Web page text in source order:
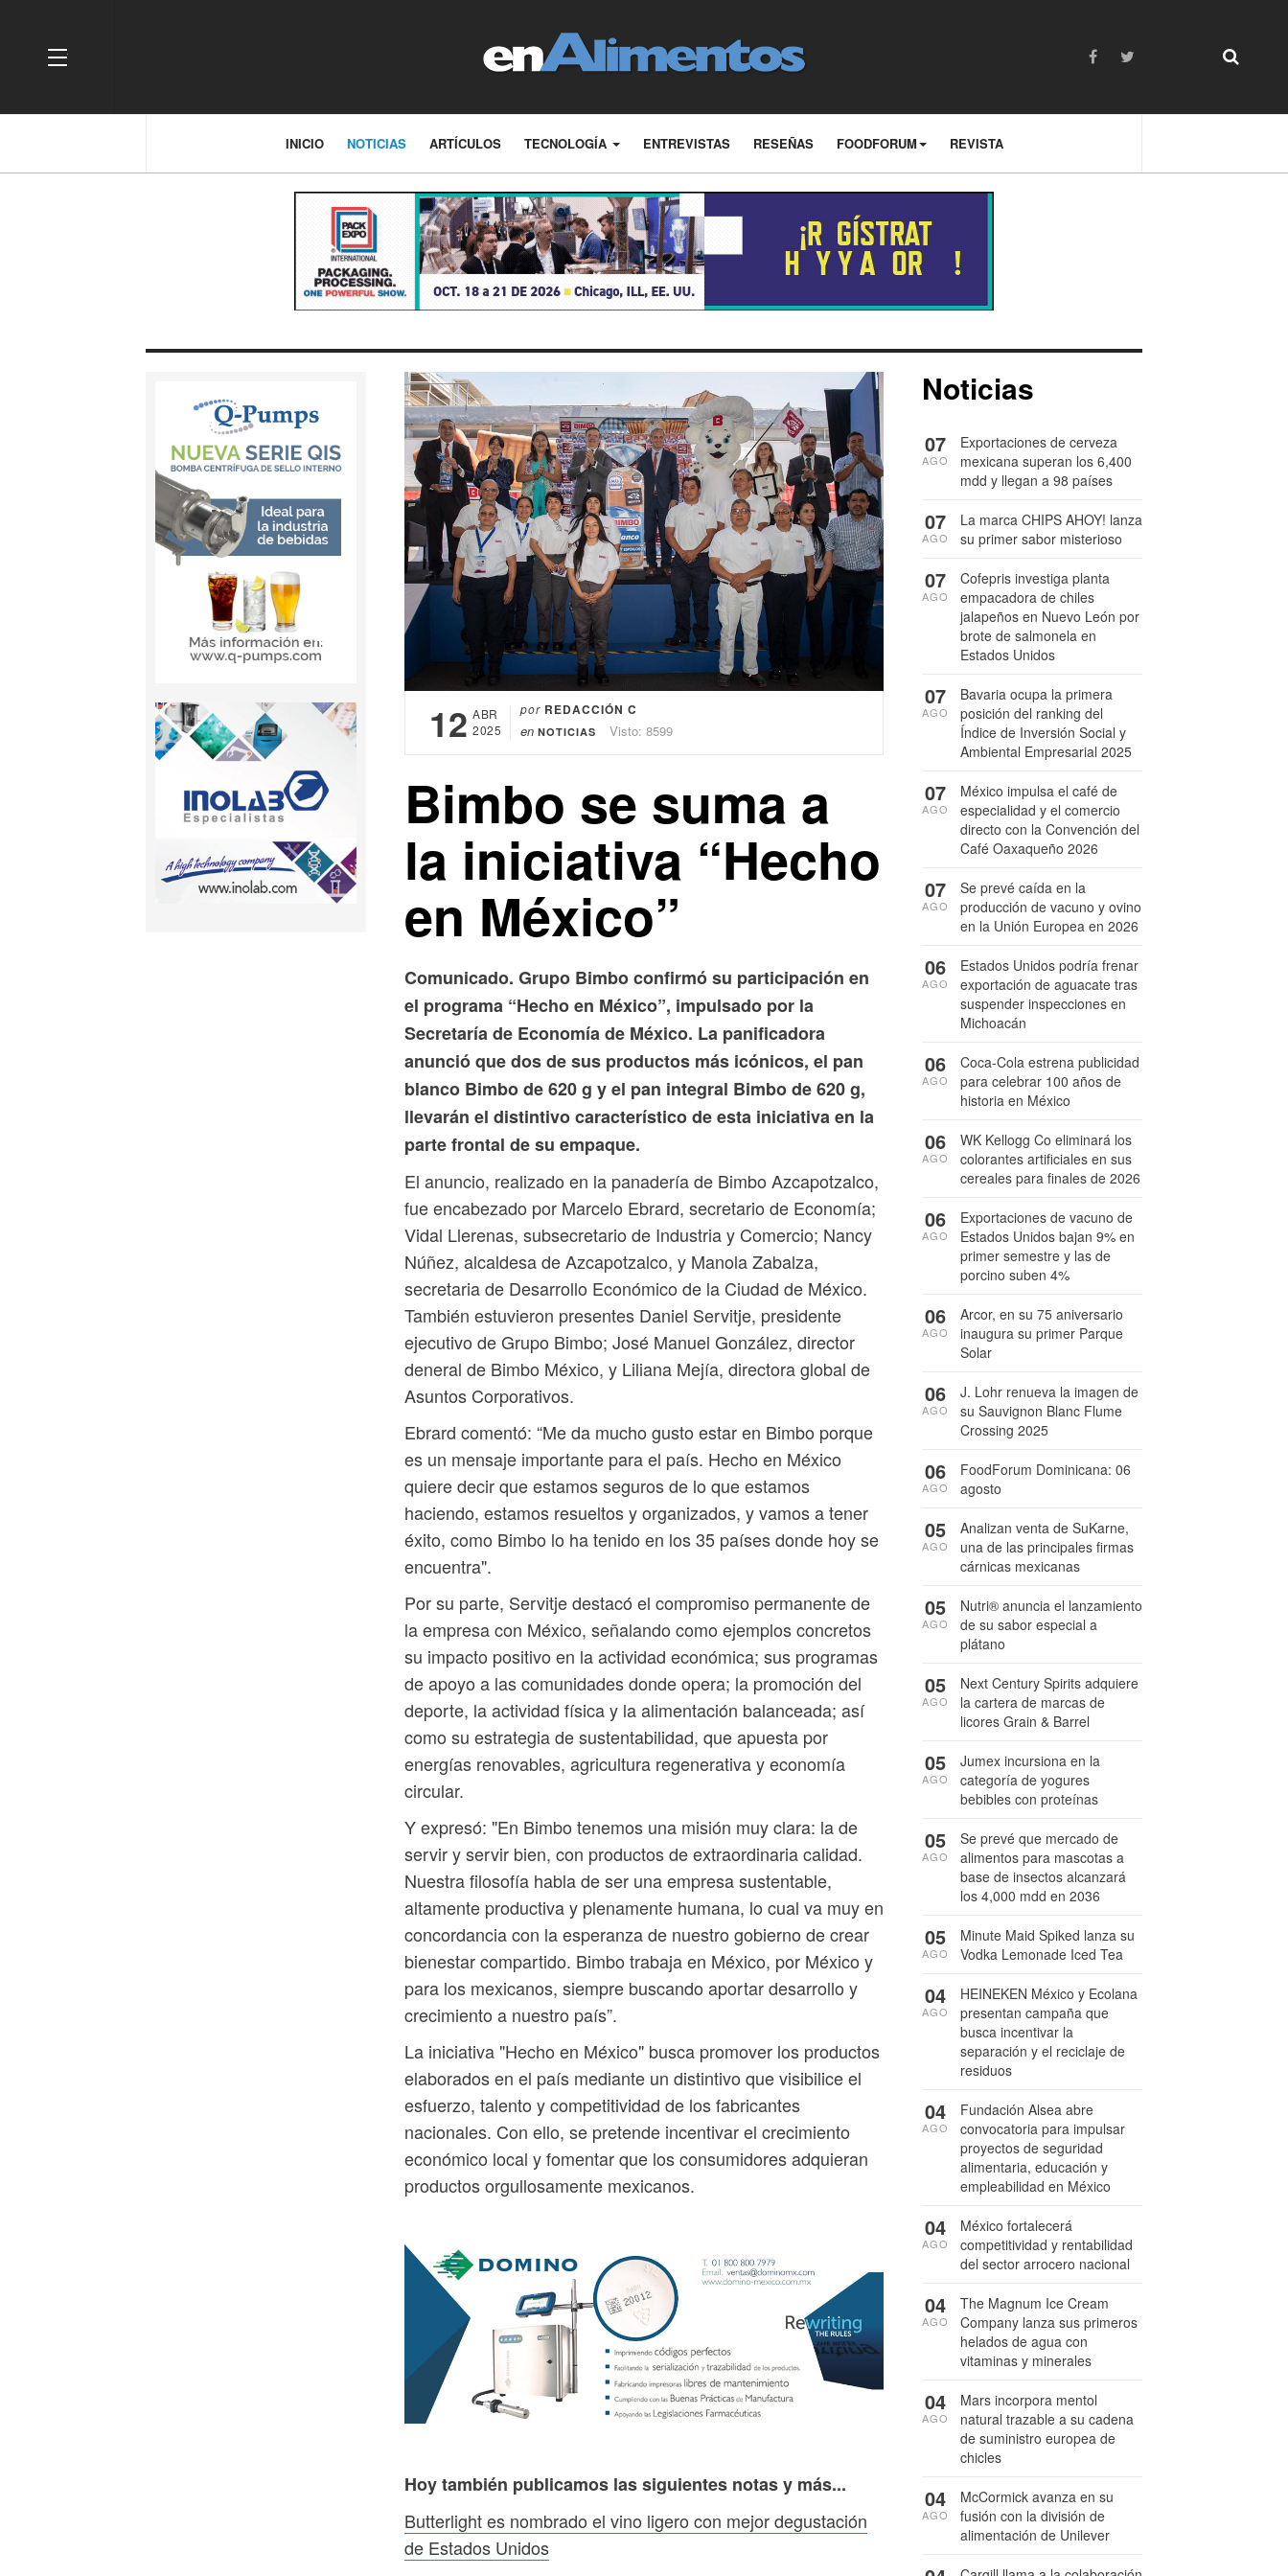
OFF CANVAS
INICIO NOTICIAS ARTÍCULOS TECNOLOGÍA ENTREVISTAS RESEÑAS FOODFORUM REVISTA
12 ABR
2025
por REDACCIÓN C
en NOTICIAS Visto: 8599
Bimbo se suma a
la iniciativa “Hecho
en México”
Comunicado. Grupo Bimbo confirmó su participación en
el programa “Hecho en México”, impulsado por la
Secretaría de Economía de México. La panificadora
anunció que dos de sus productos más icónicos, el pan
blanco Bimbo de 620 g y el pan integral Bimbo de 620 g,
llevarán el distintivo característico de esta iniciativa en la
parte frontal de su empaque.
El anuncio, realizado en la panadería de Bimbo Azcapotzalco,
fue encabezado por Marcelo Ebrard, secretario de Economía;
Vidal Llerenas, subsecretario de Industria y Comercio; Nancy
Núñez, alcaldesa de Azcapotzalco, y Manola Zabalza,
secretaria de Desarrollo Económico de la Ciudad de México.
También estuvieron presentes Daniel Servitje, presidente
ejecutivo de Grupo Bimbo; José Manuel González, director
deneral de Bimbo México, y Liliana Mejía, directora global de
Asuntos Corporativos.
Ebrard comentó: “Me da mucho gusto estar en Bimbo porque
es un mensaje importante para el país. Hecho en México
quiere decir que estamos seguros de lo que estamos
haciendo, estamos resueltos y organizados, y vamos a tener
éxito, como Bimbo lo ha tenido en los 35 países donde hoy se
encuentra".
Por su parte, Servitje destacó el compromiso permanente de
la empresa con México, señalando como ejemplos concretos
su impacto positivo en la actividad económica; sus programas
de apoyo a las comunidades donde opera; la promoción del
deporte, la actividad física y la alimentación balanceada; así
como su estrategia de sustentabilidad, que apuesta por
energías renovables, agricultura regenerativa y economía
circular.
Y expresó: "En Bimbo tenemos una misión muy clara: la de
servir y servir bien, con productos de extraordinaria calidad.
Nuestra filosofía habla de ser una empresa sustentable,
altamente productiva y plenamente humana, lo cual va muy en
concordancia con la esperanza de nuestro gobierno de crear
bienestar compartido. Bimbo trabaja en México, por México y
para los mexicanos, siempre buscando aportar desarrollo y
crecimiento a nuestro país”.
La iniciativa "Hecho en México" busca promover los productos
elaborados en el país mediante un distintivo que visibilice el
esfuerzo, talento y competitividad de los fabricantes
nacionales. Con ello, se pretende incentivar el crecimiento
económico local y fomentar que los consumidores adquieran
productos orgullosamente mexicanos.
Hoy también publicamos las siguientes notas y más...
Butterlight es nombrado el vino ligero con mejor degustación
de Estados Unidos
Noticias
Exportaciones de cerveza
mexicana superan los 6,400
mdd y llegan a 98 países
07
AGO
La marca CHIPS AHOY! lanza
su primer sabor misterioso
07
AGO
Cofepris investiga planta
empacadora de chiles
jalapeños en Nuevo León por
brote de salmonela en
Estados Unidos
07
AGO
Bavaria ocupa la primera
posición del ranking del
Índice de Inversión Social y
Ambiental Empresarial 2025
07
AGO
México impulsa el café de
especialidad y el comercio
directo con la Convención del
Café Oaxaqueño 2026
07
AGO
Se prevé caída en la
producción de vacuno y ovino
en la Unión Europea en 2026
07
AGO
Estados Unidos podría frenar
exportación de aguacate tras
suspender inspecciones en
Michoacán
06
AGO
Coca-Cola estrena publicidad
para celebrar 100 años de
historia en México
06
AGO
WK Kellogg Co eliminará los
colorantes artificiales en sus
cereales para finales de 2026
06
AGO
Exportaciones de vacuno de
Estados Unidos bajan 9% en
primer semestre y las de
porcino suben 4%
06
AGO
Arcor, en su 75 aniversario
inaugura su primer Parque
Solar
06
AGO
J. Lohr renueva la imagen de
su Sauvignon Blanc Flume
Crossing 2025
06
AGO
FoodForum Dominicana: 06
agosto
06
AGO
Analizan venta de SuKarne,
una de las principales firmas
cárnicas mexicanas
05
AGO
Nutri® anuncia el lanzamiento
de su sabor especial a
plátano
05
AGO
Next Century Spirits adquiere
la cartera de marcas de
licores Grain & Barrel
05
AGO
Jumex incursiona en la
categoría de yogures
bebibles con proteínas
05
AGO
Se prevé que mercado de
alimentos para mascotas a
base de insectos alcanzará
los 4,000 mdd en 2036
05
AGO
Minute Maid Spiked lanza su
Vodka Lemonade Iced Tea
05
AGO
HEINEKEN México y Ecolana
presentan campaña que
busca incentivar la
separación y el reciclaje de
residuos
04
AGO
Fundación Alsea abre
convocatoria para impulsar
proyectos de seguridad
alimentaria, educación y
empleabilidad en México
04
AGO
México fortalecerá
competitividad y rentabilidad
del sector arrocero nacional
04
AGO
The Magnum Ice Cream
Company lanza sus primeros
helados de agua con
vitaminas y minerales
04
AGO
Mars incorpora mentol
natural trazable a su cadena
de suministro europea de
chicles
04
AGO
McCormick avanza en su
fusión con la división de
alimentación de Unilever
04
AGO